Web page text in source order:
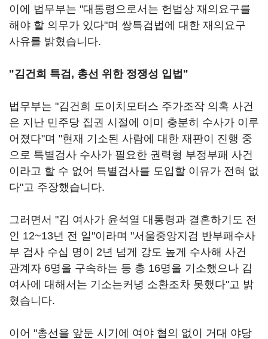
이에 법무부는 "대통령으로서는 헌법상 재의요구를
해야 할 의무가 있다"며 쌍특검법에 대한 재의요구
사유를 밝혔습니다.
"김건희 특검, 총선 위한 정쟁성 입법"
법무부는 "김건희 도이치모터스 주가조작 의혹 사건
은 지난 민주당 집권 시절에 이미 충분히 수사가 이루
어졌다"며 "현재 기소된 사람에 대한 재판이 진행 중
으로 특별검사 수사가 필요한 권력형 부정부패 사건
이라고 할 수 없어 특별검사를 도입할 이유가 전혀 없
다"고 주장했습니다.
그러면서 "김 여사가 윤석열 대통령과 결혼하기도 전
인 12~13년 전 일"이라며 "서울중앙지검 반부패수사
부 검사 수십 명이 2년 넘게 강도 높게 수사해 사건
관계자 6명을 구속하는 등 총 16명을 기소했으나 김
여사에 대해서는 기소는커녕 소환조차 못했다"고 밝
혔습니다.
이어 "총선을 앞둔 시기에 여야 협의 없이 거대 야당